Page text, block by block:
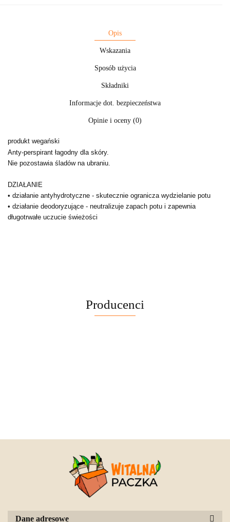
Opis
Wskazania
Sposób użycia
Składniki
Informacje dot. bezpieczeństwa
Opinie i oceny (0)
produkt wegański
Anty-perspirant łagodny dla skóry.
Nie pozostawia śladów na ubraniu.
DZIAŁANIE
• działanie antyhydrotyczne - skutecznie ogranicza wydzielanie potu
• działanie deodoryzujące - neutralizuje zapach potu i zapewnia
długotrwałe uczucie świeżości
Producenci
Dane adresowe